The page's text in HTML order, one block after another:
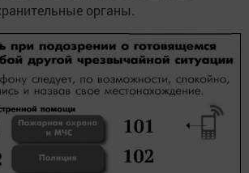
органы.